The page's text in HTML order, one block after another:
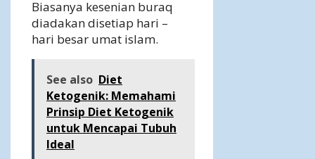
Biasanya kesenian buraq
diadakan disetiap hari –
hari besar umat islam.
See also Diet
Ketogenik: Memahami
Prinsip Diet Ketogenik
untuk Mencapai Tubuh
Ideal